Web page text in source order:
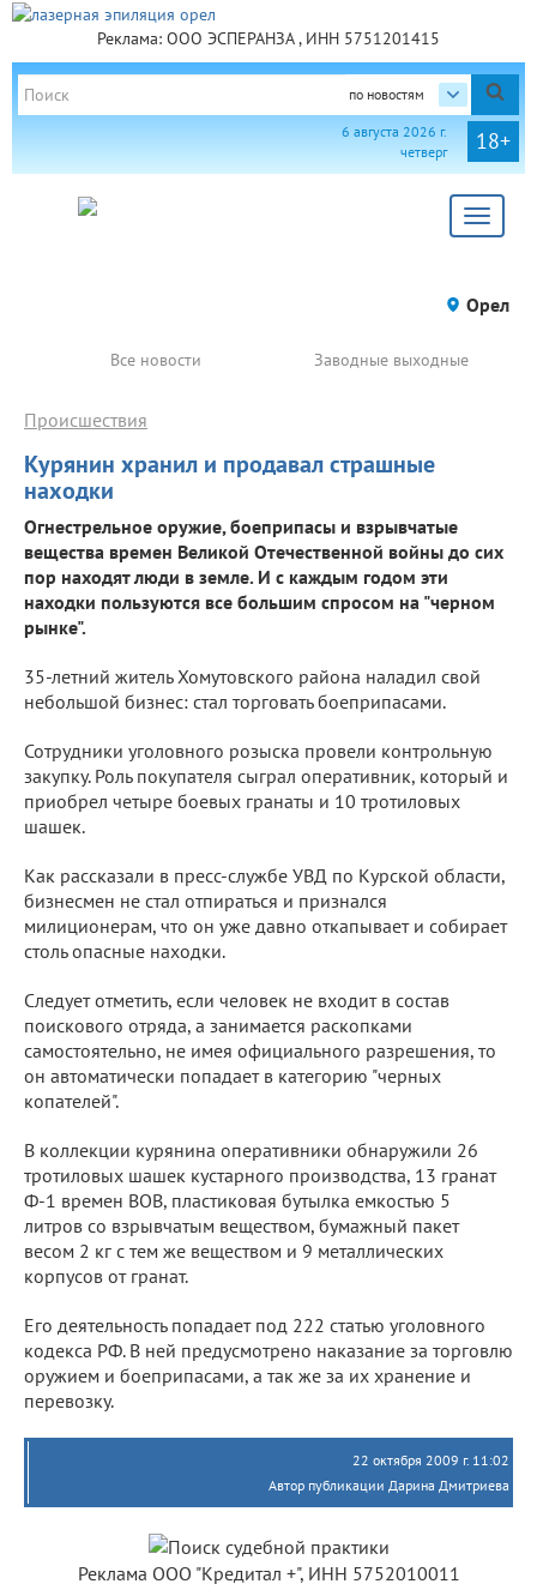
Реклама: ООО ЭСПЕРАНЗА , ИНН 5751201415
по новостям
18+
6 августа 2026 г.
четверг
Toggle
Орел
Все новости Заводные выходные
Курянин хранил и продавал страшные
находки
Происшествия
Огнестрельное оружие, боеприпасы и взрывчатые
вещества времен Великой Отечественной войны до сих
пор находят люди в земле. И с каждым годом эти
находки пользуются все большим спросом на "черном
рынке".
35-летний житель Хомутовского района наладил свой
небольшой бизнес: стал торговать боеприпасами.
Сотрудники уголовного розыска провели контрольную
закупку. Роль покупателя сыграл оперативник, который и
приобрел четыре боевых гранаты и 10 тротиловых
шашек.
Как рассказали в пресс-службе УВД по Курской области,
бизнесмен не стал отпираться и признался
милиционерам, что он уже давно откапывает и собирает
столь опасные находки.
Следует отметить, если человек не входит в состав
поискового отряда, а занимается раскопками
самостоятельно, не имея официального разрешения, то
он автоматически попадает в категорию "черных
копателей".
В коллекции курянина оперативники обнаружили 26
тротиловых шашек кустарного производства, 13 гранат
Ф-1 времен ВОВ, пластиковая бутылка емкостью 5
литров со взрывчатым веществом, бумажный пакет
весом 2 кг с тем же веществом и 9 металлических
корпусов от гранат.
Его деятельность попадает под 222 статью уголовного
кодекса РФ. В ней предусмотрено наказание за торговлю
оружием и боеприпасами, а так же за их хранение и
перевозку.
22 октября 2009 г. 11:02
Автор публикации Дарина Дмитриева
Реклама ООО "Кредитал +", ИНН 5752010011